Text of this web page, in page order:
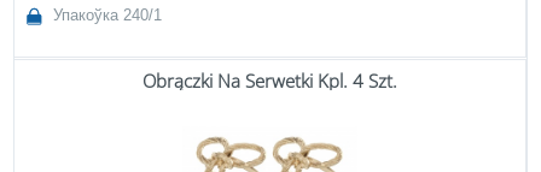
Упакоўка 240/1
Obrączki Na Serwetki Kpl. 4 Szt.